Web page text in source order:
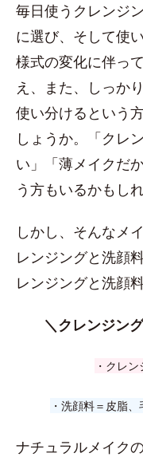
毎日使うクレンジ
に選び、そして使
様式の変化に伴っ
え、また、しっか
使い分けるという
しょうか。「クレ
い」「薄メイクだ
う方もいるかもし
しかし、そんなメ
レンジングと洗顔
レンジングと洗顔
＼クレンジン
・クレ
・洗顔料＝皮脂
ナチュラルメイク